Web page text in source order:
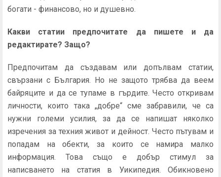
богати - финансово, но и душевно.
Какви статии предпочитате да пишете и да
редактирате? Защо?
Предпочитам да създавам или допълвам статии,
свързани с България. Но не защото трябва да веем
байряците и да се тупаме в гърдите. Често откривам
личности, които така „добре“ сме забравили, че са
нужни големи усилия, за да се напишат няколко
изречения за техния живот и дейност. Често пътувам и
попадам на обекти, за които се намира малко
информация. Това също е добър стимул за
написването на статия в Уикипедия. Обикновено